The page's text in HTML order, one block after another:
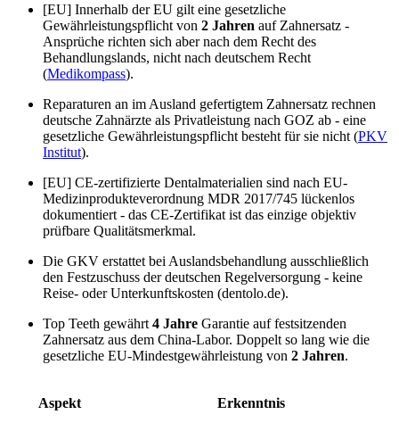
[EU] Innerhalb der EU gilt eine gesetzliche
Gewährleistungspflicht von 2 Jahren auf Zahnersatz -
Ansprüche richten sich aber nach dem Recht des
Behandlungslands, nicht nach deutschem Recht
(Medikompass).
Reparaturen an im Ausland gefertigtem Zahnersatz rechnen
deutsche Zahnärzte als Privatleistung nach GOZ ab - eine
gesetzliche Gewährleistungspflicht besteht für sie nicht (PKV
Institut).
[EU] CE-zertifizierte Dentalmaterialien sind nach EU-
Medizinprodukteverordnung MDR 2017/745 lückenlos
dokumentiert - das CE-Zertifikat ist das einzige objektiv
prüfbare Qualitätsmerkmal.
Die GKV erstattet bei Auslandsbehandlung ausschließlich
den Festzuschuss der deutschen Regelversorgung - keine
Reise- oder Unterkunftskosten (dentolo.de).
Top Teeth gewährt 4 Jahre Garantie auf festsitzenden
Zahnersatz aus dem China-Labor. Doppelt so lang wie die
gesetzliche EU-Mindestgewährleistung von 2 Jahren.
Aspekt Erkenntnis